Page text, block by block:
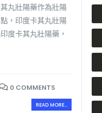
丸壯陽藥作為壯陽
，印度卡其丸壯陽
度卡其丸壯陽藥，
0 COMMENTS
READ MORE...